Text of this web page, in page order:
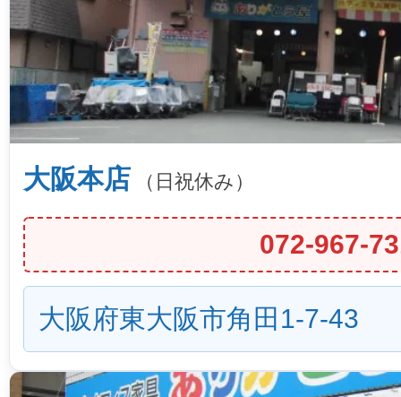
大阪本店 （日祝休み）
072-967-
大阪府東大阪市角田1-7-43